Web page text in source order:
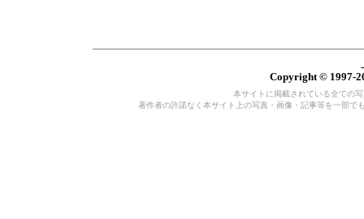
Copyright © 1997-
本サイトに掲載されている全ての
著作者の許諾なく本サイト上の写真・画像・記事等を一部で